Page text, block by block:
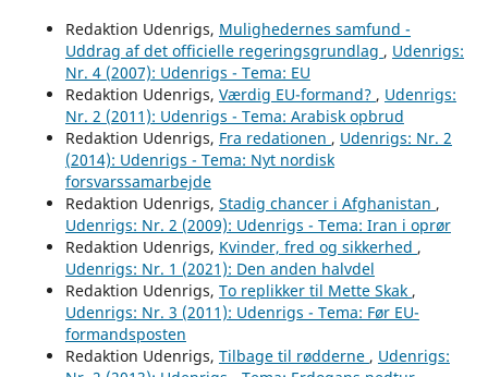
Redaktion Udenrigs, Mulighedernes samfund -
Uddrag af det officielle regeringsgrundlag , Udenrigs:
Nr. 4 (2007): Udenrigs - Tema: EU
Redaktion Udenrigs, Værdig EU-formand? , Udenrigs:
Nr. 2 (2011): Udenrigs - Tema: Arabisk opbrud
Redaktion Udenrigs, Fra redationen , Udenrigs: Nr. 2
(2014): Udenrigs - Tema: Nyt nordisk
forsvarssamarbejde
Redaktion Udenrigs, Stadig chancer i Afghanistan ,
Udenrigs: Nr. 2 (2009): Udenrigs - Tema: Iran i oprør
Redaktion Udenrigs, Kvinder, fred og sikkerhed ,
Udenrigs: Nr. 1 (2021): Den anden halvdel
Redaktion Udenrigs, To replikker til Mette Skak ,
Udenrigs: Nr. 3 (2011): Udenrigs - Tema: Før EU-
formandsposten
Redaktion Udenrigs, Tilbage til rødderne , Udenrigs: